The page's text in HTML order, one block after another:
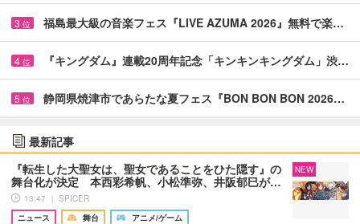
3 位 福島最大級の音楽フェス『LIVE AZUMA 2026』無料で楽…
4 位 『キングダム』連載20周年記念「キンキンキングダム」渋…
5 位 静岡県焼津市であらたな夏フェス『BON BON BON 2026…
最新記事
『転生した大聖女は、聖女であることをひた隠す』の
舞台化が決定 本西彩希帆、小松準弥、井阪郁巳が…
13:47 ｜ SPICER
ニュース
舞台 アニメ/ゲーム
NEW